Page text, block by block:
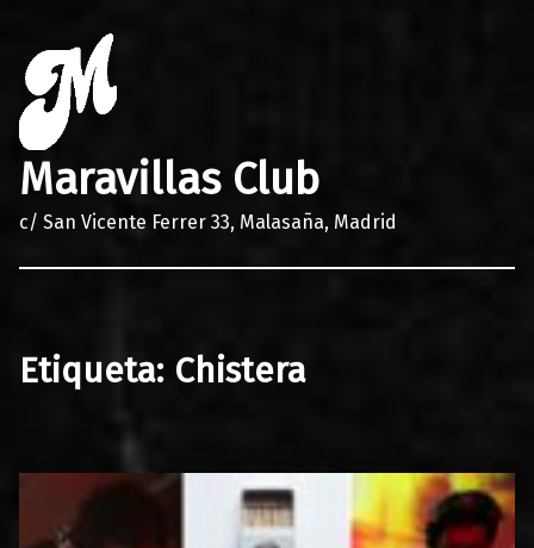
Maravillas Club
c/ San Vicente Ferrer 33, Malasaña, Madrid
Etiqueta: Chistera